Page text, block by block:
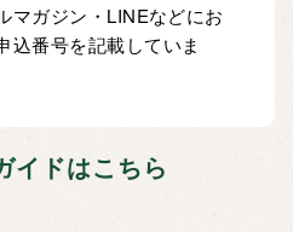
マガジン・LINEなどにお
込番号を記載していま
イドはこちら